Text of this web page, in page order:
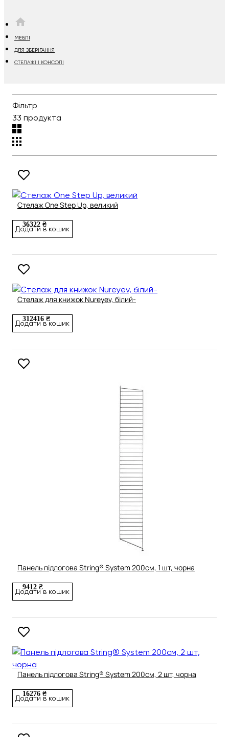
МЕБЛІ
ДЛЯ ЗБЕРІГАННЯ
СТЕЛАЖІ І КОНСОЛІ
Фільтр
33 продукта
Стелаж One Step Up, великий
36322 ₴
Додати в кошик
Стелаж для книжок Nureyev, білий-
312416 ₴
Додати в кошик
Панель підлогова String® System 200см, 1 шт, чорна
9412 ₴
Додати в кошик
Панель підлогова String® System 200см, 2 шт, чорна
16276 ₴
Додати в кошик